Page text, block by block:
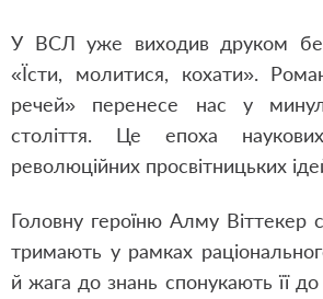
У ВСЛ уже виходив друком
«Їсти, молитися, кохати».
речей» перенесе нас у
століття. Це епоха
революційних просвітницьких
Головну героїню Алму Віттекер
тримають у рамках
й жага до знань спонукають її